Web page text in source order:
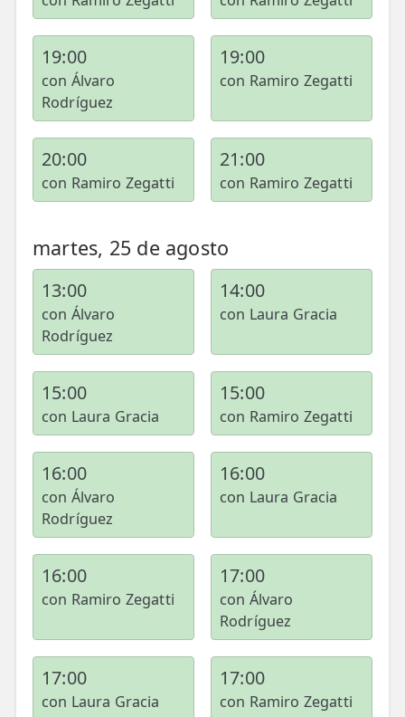
19:00
con Álvaro
Rodríguez
19:00
con Ramiro Zegatti
20:00
con Ramiro Zegatti
21:00
con Ramiro Zegatti
martes, 25 de agosto
13:00
con Álvaro
Rodríguez
14:00
con Laura Gracia
15:00
con Laura Gracia
15:00
con Ramiro Zegatti
16:00
con Álvaro
Rodríguez
16:00
con Laura Gracia
16:00
con Ramiro Zegatti
17:00
con Álvaro
Rodríguez
17:00
con Laura Gracia
17:00
con Ramiro Zegatti